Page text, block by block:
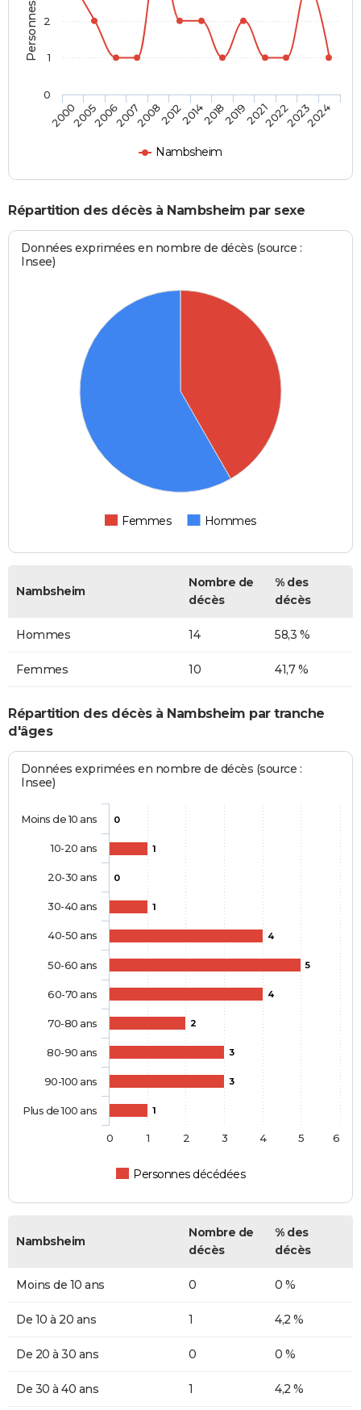
Nambsheim
2000200520062007200820122014201820192021202220232024
0
1
2
Répartition des décès à Nambsheim par sexe
Données exprimées en nombre de décès (source :
Insee)
Femmes Hommes
Nambsheim
Nombre de
décès
% des
décès
Hommes 14 58,3 %
Femmes 10 41,7 %
Répartition des décès à Nambsheim par tranche
d'âges
Données exprimées en nombre de décès (source :
Insee)
0
1
0
1
4
5
4
2
3
3
1
Personnes décédées
Moins de 10 ans
10-20 ans
20-30 ans
30-40 ans
40-50 ans
50-60 ans
60-70 ans
70-80 ans
80-90 ans
90-100 ans
Plus de 100 ans
0 1 2 3 4 5 6
Nambsheim
Nombre de
décès
% des
décès
Moins de 10 ans 0 0 %
De 10 à 20 ans 1 4,2 %
De 20 à 30 ans 0 0 %
De 30 à 40 ans 1 4,2 %